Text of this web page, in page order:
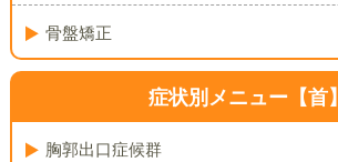
骨盤矯正
症状別メニュー【首】
胸郭出口症候群